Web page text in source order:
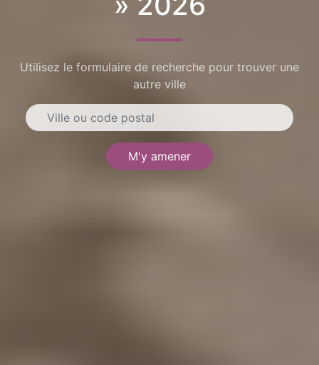
Utilisez le formulaire de recherche pour trouver une
autre ville
M'y amener